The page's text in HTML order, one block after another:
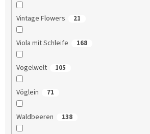
Vintage Flowers 21
Viola mit Schleife 168
Vogelwelt 105
Vöglein 71
Waldbeeren 138